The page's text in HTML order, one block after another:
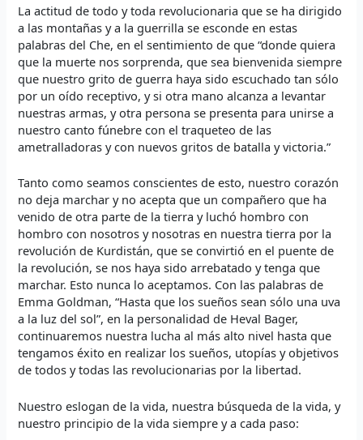
La actitud de todo y toda revolucionaria que se ha dirigido
a las montañas y a la guerrilla se esconde en estas
palabras del Che, en el sentimiento de que “donde quiera
que la muerte nos sorprenda, que sea bienvenida siempre
que nuestro grito de guerra haya sido escuchado tan sólo
por un oído receptivo, y si otra mano alcanza a levantar
nuestras armas, y otra persona se presenta para unirse a
nuestro canto fúnebre con el traqueteo de las
ametralladoras y con nuevos gritos de batalla y victoria.”
Tanto como seamos conscientes de esto, nuestro corazón
no deja marchar y no acepta que un compañero que ha
venido de otra parte de la tierra y luchó hombro con
hombro con nosotros y nosotras en nuestra tierra por la
revolución de Kurdistán, que se convirtió en el puente de
la revolución, se nos haya sido arrebatado y tenga que
marchar. Esto nunca lo aceptamos. Con las palabras de
Emma Goldman, “Hasta que los sueños sean sólo una uva
a la luz del sol”, en la personalidad de Heval Bager,
continuaremos nuestra lucha al más alto nivel hasta que
tengamos éxito en realizar los sueños, utopías y objetivos
de todos y todas las revolucionarias por la libertad.
Nuestro eslogan de la vida, nuestra búsqueda de la vida, y
nuestro principio de la vida siempre y a cada paso: